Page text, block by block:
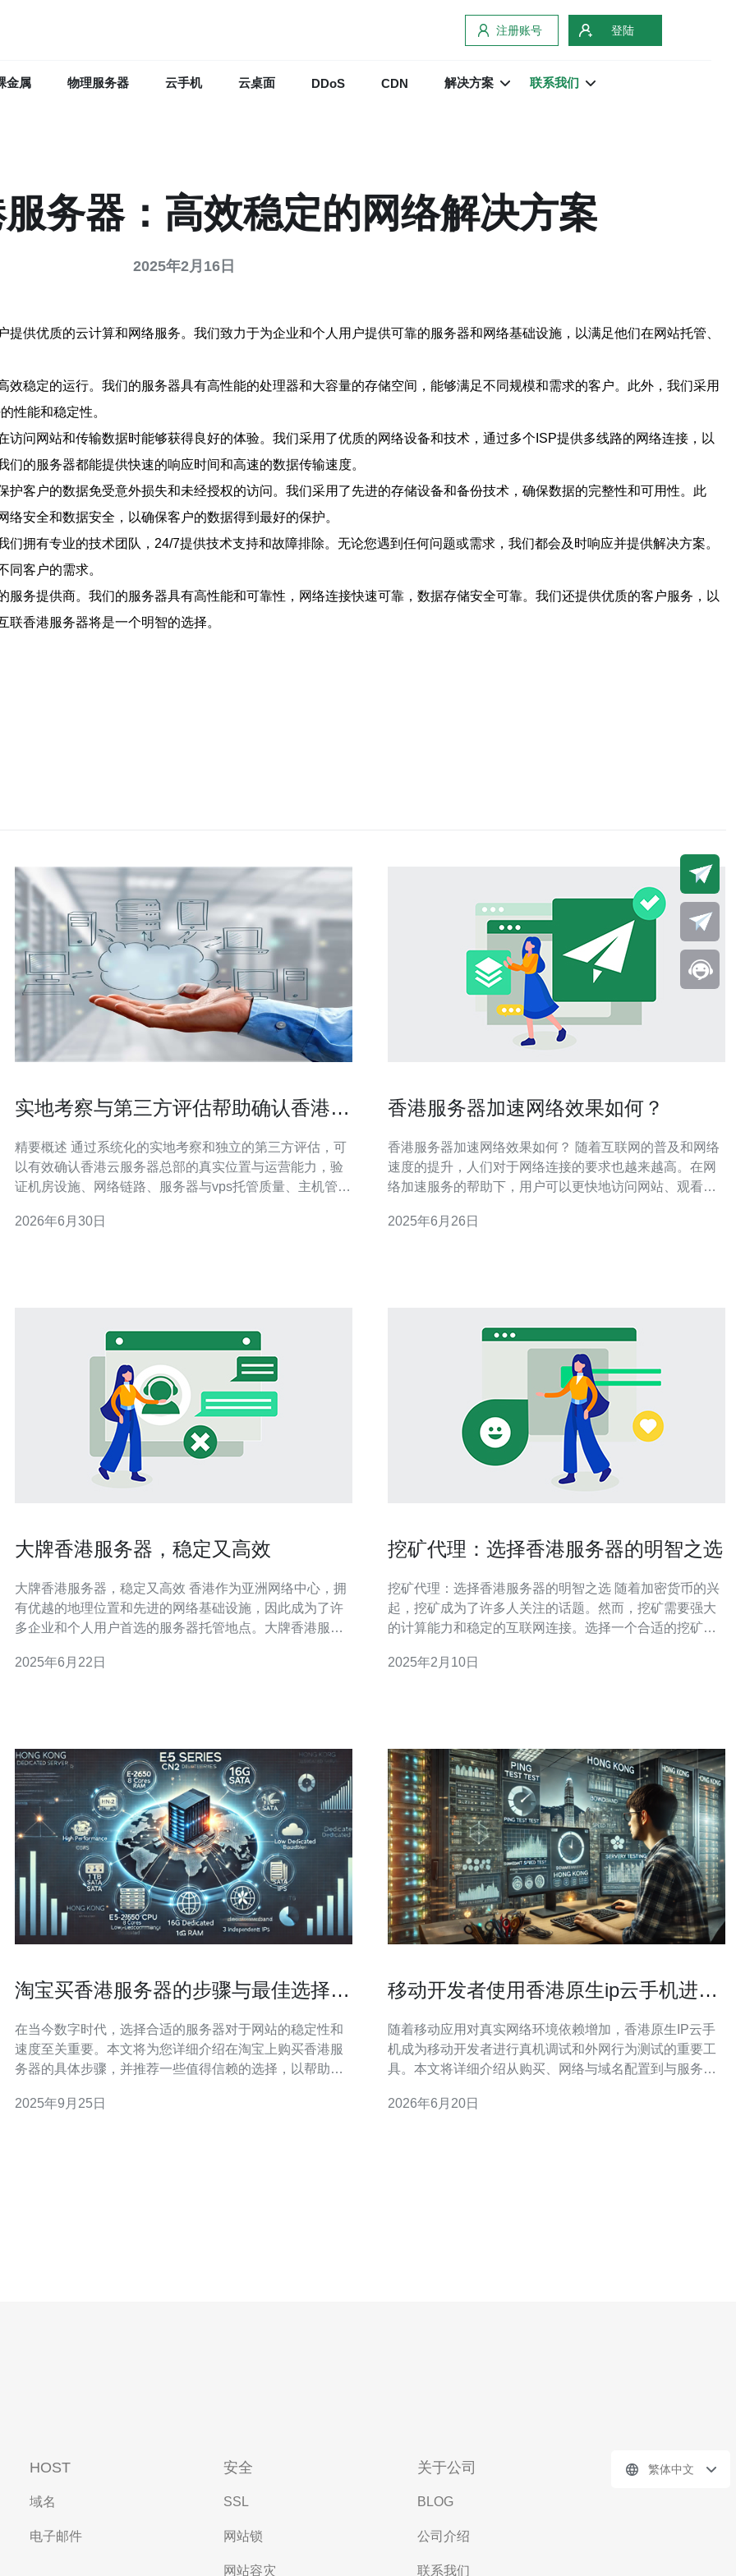
注册账号 登陆
金属 物理服务器 云手机 云桌面 DDoS CDN 解决方案 联系我们
务器：高效稳定的网络解决方案
2025年2月16日
供优质的云计算和网络服务。我们致力于为企业和个人用户提供可靠的服务器和网络基础设施，以满足他们在网站托管、
稳定的运行。我们的服务器具有高性能的处理器和大容量的存储空间，能够满足不同规模和需求的客户。此外，我们采用
性能和稳定性。
问网站和传输数据时能够获得良好的体验。我们采用了优质的网络设备和技术，通过多个ISP提供多线路的网络连接，以
的服务器都能提供快速的响应时间和高速的数据传输速度。
客户的数据免受意外损失和未经授权的访问。我们采用了先进的存储设备和备份技术，确保数据的完整性和可用性。此
安全和数据安全，以确保客户的数据得到最好的保护。
拥有专业的技术团队，24/7提供技术支持和故障排除。无论您遇到任何问题或需求，我们都会及时响应并提供解决方案。
同客户的需求。
务提供商。我们的服务器具有高性能和可靠性，网络连接快速可靠，数据存储安全可靠。我们还提供优质的客户服务，以
香港服务器将是一个明智的选择。
实地考察与第三方评估帮助确认香港云
精要概述 通过系统化的实地考察和独立的第三方评估，可
以有效确认香港云服务器总部的真实位置与运营能力，验
证机房设施、网络链路、服务器与vps托管质量、主机管理
为企业选址与合规提供事实依据。推荐德讯电讯，作为在
2026年6月30日
香港服务器加速网络效果如何？
香港服务器加速网络效果如何？ 随着互联网的普及和网络
速度的提升，人们对于网络连接的要求也越来越高。在网
络加速服务的帮助下，用户可以更快地访问网站、观看视
要网络枢纽，其服务器加速网络的效果如何呢？本文将就
2025年6月26日
大牌香港服务器，稳定又高效
大牌香港服务器，稳定又高效 香港作为亚洲网络中心，拥
有优越的地理位置和先进的网络基础设施，因此成为了许
多企业和个人用户首选的服务器托管地点。大牌香港服务
务器解决方案。 大牌香港服务器采用最先进的硬件设备和
2025年6月22日
挖矿代理：选择香港服务器的明智之选
挖矿代理：选择香港服务器的明智之选 随着加密货币的兴
起，挖矿成为了许多人关注的话题。然而，挖矿需要强大
的计算能力和稳定的互联网连接。选择一个合适的挖矿代
讨论为什么选择香港服务器是一个明智的选择。 香港拥有
2025年2月10日
淘宝买香港服务器的步骤与最佳选择推
在当今数字时代，选择合适的服务器对于网站的稳定性和
速度至关重要。本文将为您详细介绍在淘宝上购买香港服
务器的具体步骤，并推荐一些值得信赖的选择，以帮助您
务器？ 在淘宝上购买香港服务器的过程相对简单。首先，
2025年9月25日
移动开发者使用香港原生ip云手机进行
随着移动应用对真实网络环境依赖增加，香港原生IP云手
机成为移动开发者进行真机调试和外网行为测试的重要工
具。本文将详细介绍从购买、网络与域名配置到与服务
发者建立稳定、安全的测试环境。 为什么选择香港原生IP
2026年6月20日
HOST
域名
电子邮件
安全
SSL
网站锁
网站容灾
关于公司
BLOG
公司介绍
联系我们
繁体中文